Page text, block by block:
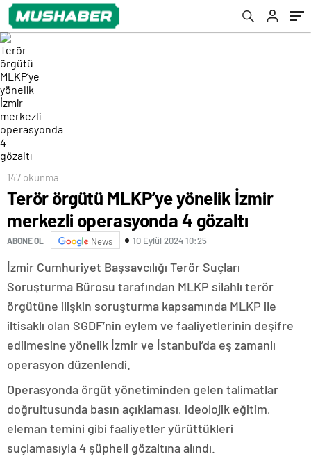
147 okunma
Terör örgütü MLKP’ye yönelik İzmir
merkezli operasyonda 4 gözaltı
ABONE OL News 10 Eylül 2024 10:25
İzmir Cumhuriyet Başsavcılığı Terör Suçları
Soruşturma Bürosu tarafından MLKP silahlı terör
örgütüne ilişkin soruşturma kapsamında MLKP ile
iltisaklı olan SGDF’nin eylem ve faaliyetlerinin deşifre
edilmesine yönelik İzmir ve İstanbul’da eş zamanlı
operasyon düzenlendi.
Operasyonda örgüt yönetiminden gelen talimatlar
doğrultusunda basın açıklaması, ideolojik eğitim,
eleman temini gibi faaliyetler yürüttükleri
suçlamasıyla 4 şüpheli gözaltına alındı.